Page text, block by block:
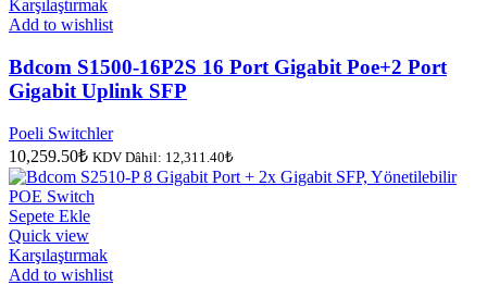
Karşılaştırmak
Add to wishlist
Bdcom S1500-16P2S 16 Port Gigabit Poe+2 Port
Gigabit Uplink SFP
Poeli Switchler
10,259.50₺ KDV Dâhil: 12,311.40₺
Sepete Ekle
Quick view
Karşılaştırmak
Add to wishlist